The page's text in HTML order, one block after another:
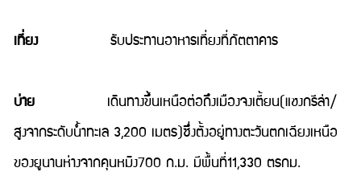
เที่ยงรับประทานอาหารเที่ยงที่ภัตตาคาร
บ่าย เดินทางขึ้นเหนือต่อถึงเมืองจงเตี้ยน(แชงกรีล่า/
สูงจากระดับน้ำทะเล 3,200 เมตร)ซึ่งตั้งอยู่ทางตะวันตกเฉียงเหนือ
ของยูนานห่างจากคุนหมิง700 ก.ม. มีพื้นที่11,330 ตรกม.